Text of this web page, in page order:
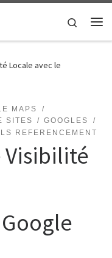
Search
Locale avec le
MAPS
SITES
GOOGLES
REFERENCEMENT
Visibilité